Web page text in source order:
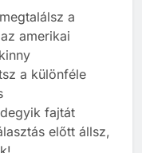
a tengerimalac?
a
amerikai
a különféle
fajtát
előtt állsz,